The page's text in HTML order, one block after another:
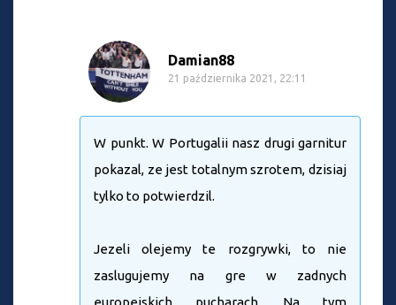
Damian88
21 października 2021, 22:11
W punkt. W Portugalii nasz drugi garnitur
pokazal, ze jest totalnym szrotem, dzisiaj
tylko to potwierdzil.
Jezeli olejemy te rozgrywki, to nie
zaslugujemy na gre w zadnych
europejskich pucharach. Na tym